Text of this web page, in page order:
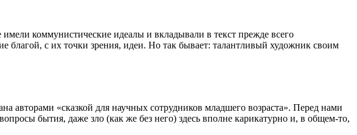
коммунистические идеалы и вкладывали в текст прежде всего
благой, с их точки зрения, идеи. Но так бывает: талантливый художник своим
авторами «сказкой для научных сотрудников младшего возраста». Перед нами
бытия, даже зло (как же без него) здесь вполне карикатурно и, в общем-то,